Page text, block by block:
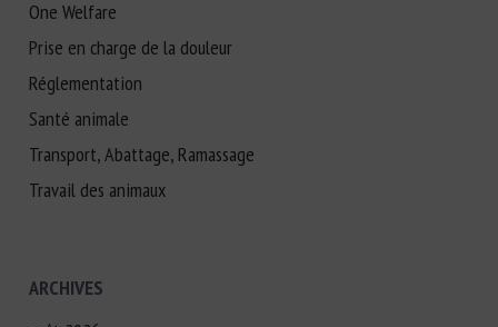
One Welfare
Prise en charge de la douleur
Réglementation
Santé animale
Transport, Abattage, Ramassage
Travail des animaux
ARCHIVES